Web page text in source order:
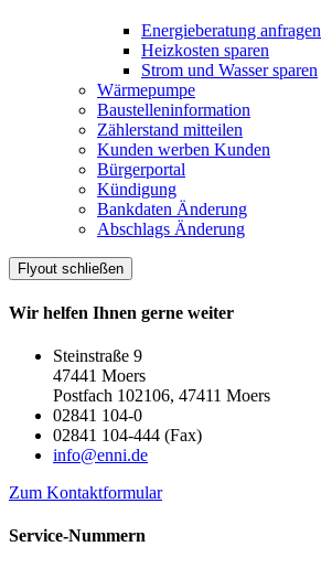
Energieberatung anfragen
Heizkosten sparen
Strom und Wasser sparen
Wärmepumpe
Baustelleninformation
Zählerstand mitteilen
Kunden werben Kunden
Bürgerportal
Kündigung
Bankdaten Änderung
Abschlags Änderung
Flyout schließen
Wir helfen Ihnen gerne weiter
Steinstraße 9
47441 Moers
Postfach 102106, 47411 Moers
02841 104-0
02841 104-444 (Fax)
info@enni.de
Zum Kontaktformular
Service-Nummern